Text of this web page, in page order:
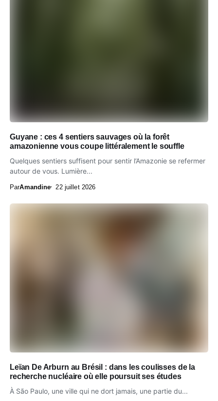
Guyane : ces 4 sentiers sauvages où la forêt
amazonienne vous coupe littéralement le souffle
Quelques sentiers suffisent pour sentir l’Amazonie se refermer
autour de vous. Lumière...
ParAmandine 22 juillet 2026
Leïan De Arburn au Brésil : dans les coulisses de la
recherche nucléaire où elle poursuit ses études
À São Paulo, une ville qui ne dort jamais, une partie du...